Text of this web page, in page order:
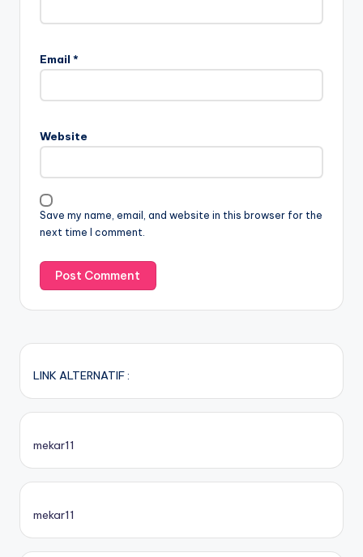
Email *
Website
Save my name, email, and website in this browser for the
next time I comment.
LINK ALTERNATIF :
mekar11
mekar11